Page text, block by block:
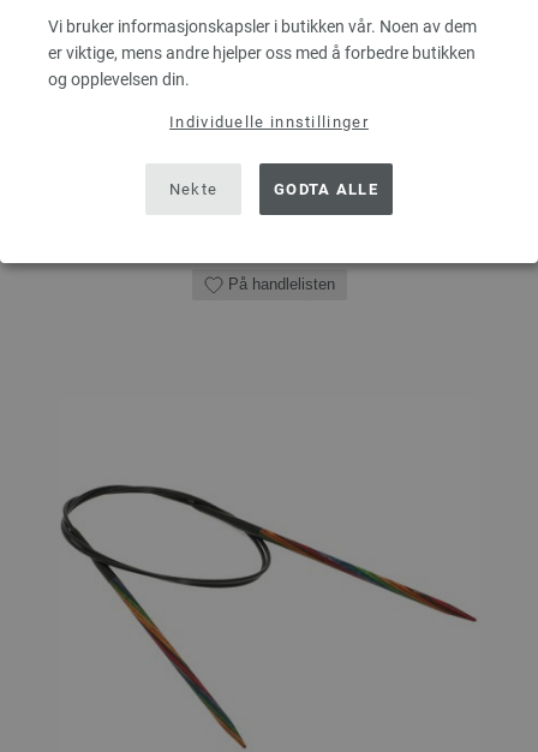
Vi bruker informasjonskapsler i butikken vår. Noen av dem
er viktige, mens andre hjelper oss med å forbedre butikken
og opplevelsen din.
Individuelle innstillinger
Nekte GODTA ALLE
7,14 €
8,31 $ Ekskl. MVA, plussleverans og ev importkostnader
I HANDLEKURVEN
På handlelisten